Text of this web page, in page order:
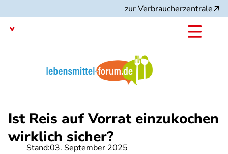
zum
Inhalt
zur Verbraucherzentrale
Ist Reis auf Vorrat einzukochen
wirklich sicher?
Stand:03. September 2025